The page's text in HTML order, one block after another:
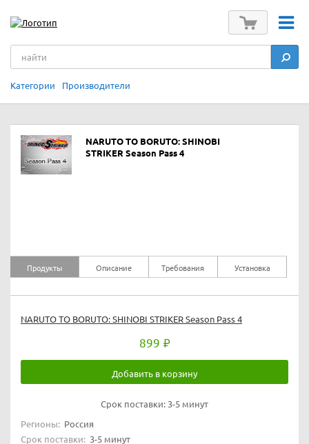
Категории Производители
NARUTO TO BORUTO: SHINOBI
STRIKER Season Pass 4
Продукты Описание Требования Установка
NARUTO TO BORUTO: SHINOBI STRIKER Season Pass 4
899
Добавить в корзину
Срок поставки: 3-5 минут
Регионы: Россия
Срок поставки: 3-5 минут